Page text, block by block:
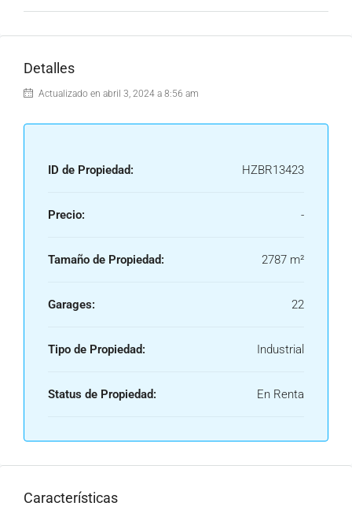
Detalles
Actualizado en abril 3, 2024 a 8:56 am
ID de Propiedad: HZBR13423
Precio: -
Tamaño de Propiedad: 2787 m²
Garages: 22
Tipo de Propiedad: Industrial
Status de Propiedad: En Renta
Características